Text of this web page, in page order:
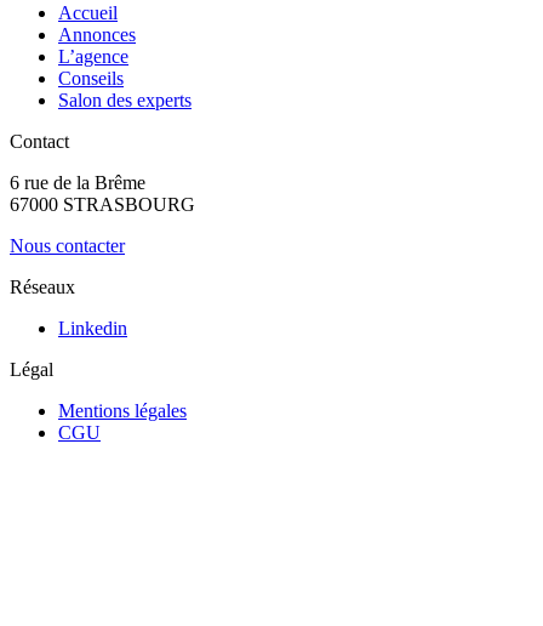
Accueil
Annonces
L’agence
Conseils
Salon des experts
Contact
6 rue de la Brême
67000 STRASBOURG
Nous contacter
Réseaux
Linkedin
Légal
Mentions légales
CGU